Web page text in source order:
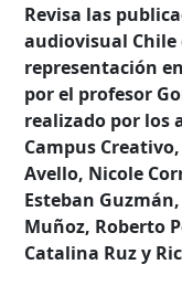
Revisa las
audiovisual
representación
por el profesor
realizado por los
Campus
Avello, Nicole
Esteban
Muñoz, Roberto
Catalina Ruz y